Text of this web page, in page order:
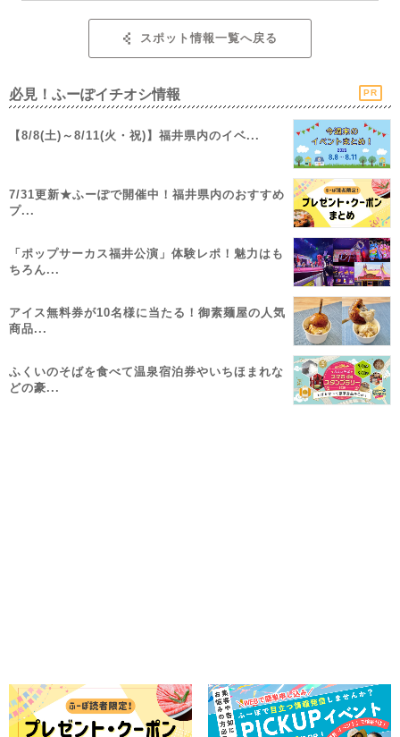
スポット情報一覧へ戻る
必見！ふーぽイチオシ情報 PR
【8/8(土)～8/11(火・祝)】福井県内のイベ...
7/31更新★ふーぽで開催中！福井県内のおすすめ
プ...
「ポップサーカス福井公演」体験レポ！魅力はも
ちろん...
アイス無料券が10名様に当たる！御素麺屋の人気
商品...
ふくいのそばを食べて温泉宿泊券やいちほまれな
どの豪...